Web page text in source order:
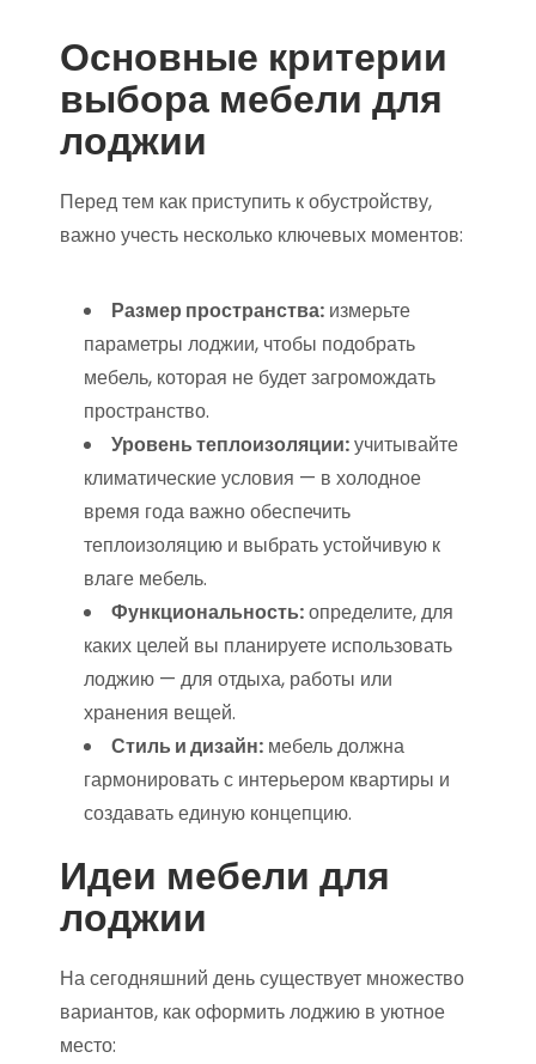
Основные критерии
выбора мебели для
лоджии
Перед тем как приступить к обустройству,
важно учесть несколько ключевых моментов:
Размер пространства: измерьте
параметры лоджии, чтобы подобрать
мебель, которая не будет загромождать
пространство.
Уровень теплоизоляции:учитывайте
климатические условия — в холодное
время года важно обеспечить
теплоизоляцию и выбрать устойчивую к
влаге мебель.
Функциональность:определите, для
каких целей вы планируете использовать
лоджию — для отдыха, работы или
хранения вещей.
Стиль и дизайн: мебель должна
гармонировать с интерьером квартиры и
создавать единую концепцию.
Идеи мебели для
лоджии
На сегодняшний день существует множество
вариантов, как оформить лоджию в уютное
место: